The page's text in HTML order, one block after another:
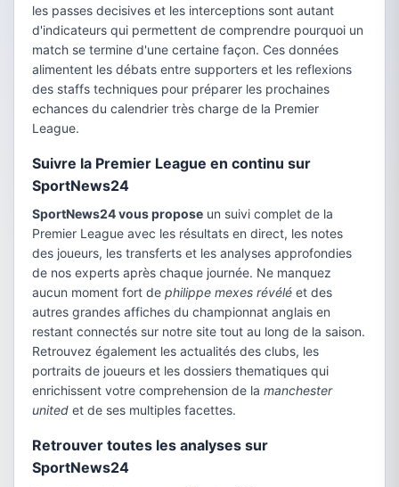
les passes decisives et les interceptions sont autant
d'indicateurs qui permettent de comprendre pourquoi un
match se termine d'une certaine façon. Ces données
alimentent les débats entre supporters et les reflexions
des staffs techniques pour préparer les prochaines
echances du calendrier très charge de la Premier
League.
Suivre la Premier League en continu sur
SportNews24
SportNews24 vous propose un suivi complet de la
Premier League avec les résultats en direct, les notes
des joueurs, les transferts et les analyses approfondies
de nos experts après chaque journée. Ne manquez
aucun moment fort de philippe mexes révélé et des
autres grandes affiches du championnat anglais en
restant connectés sur notre site tout au long de la saison.
Retrouvez également les actualités des clubs, les
portraits de joueurs et les dossiers thematiques qui
enrichissent votre comprehension de la manchester
united et de ses multiples facettes.
Retrouver toutes les analyses sur
SportNews24